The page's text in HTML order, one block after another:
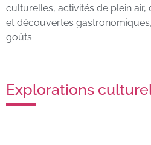
culturelles, activités de plein
et découvertes
goûts.
Explorations